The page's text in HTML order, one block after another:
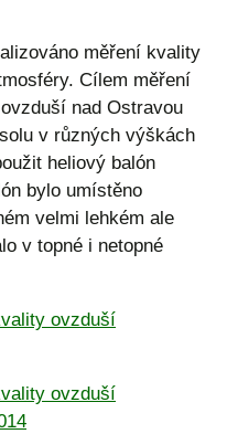
měření kvality
Cílem měření
nad Ostravou
v různých výškách
heliový balón
bylo umístěno
velmi lehkém ale
v topné i netopné
ovzduší
ovzduší